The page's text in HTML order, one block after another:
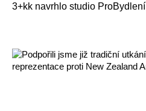
3+kk navrhlo studio ProBydlení